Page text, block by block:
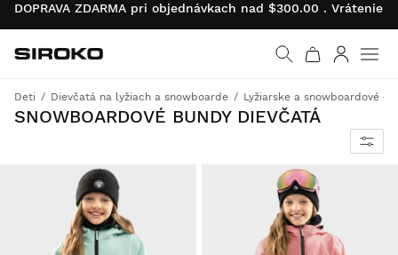
DOPRAVA ZDARMA pri objednávkach nad $300.00 .
Prejsť na domovskú
Siroko.com
Deti Dievčatá na lyžiach a snowboarde Lyžiarske a snowboardové
SNOWBOARDOVÉ BUNDY DIEVČATÁ